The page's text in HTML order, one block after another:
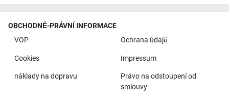
OBCHODNĚ-PRÁVNÍ INFORMACE
VOP
Ochrana údajů
Cookies Impressum
náklady na dopravu
Právo na odstoupení od
smlouvy